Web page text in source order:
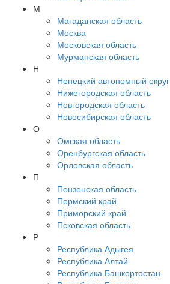
М
Магаданская область
Москва
Московская область
Мурманская область
Н
Ненецкий автономный округ
Нижегородская область
Новгородская область
Новосибирская область
О
Омская область
Оренбургская область
Орловская область
П
Пензенская область
Пермский край
Приморский край
Псковская область
Р
Республика Адыгея
Республика Алтай
Республика Башкортостан